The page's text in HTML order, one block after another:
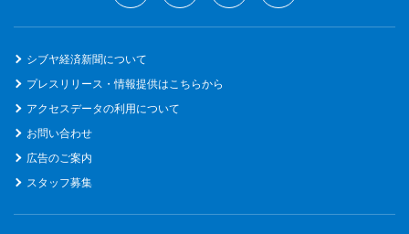
シブヤ経済新聞について
プレスリリース・情報提供はこちらから
アクセスデータの利用について
お問い合わせ
広告のご案内
スタッフ募集